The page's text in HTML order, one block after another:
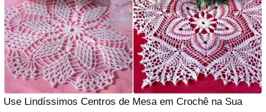
Use Lindíssimos Centros de Mesa em Crochê na Sua